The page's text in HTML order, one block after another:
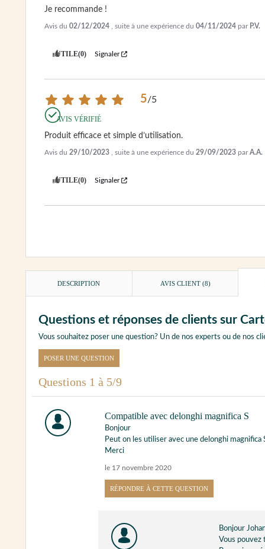
Je recommande !
Avis du 02/12/2024 , suite à une expérience du 04/11/2024 par P.V.
UTILE(0) Signaler
5/5
AVIS VÉRIFIÉ
Produit efficace et simple d’utilisation.
Avis du 29/10/2023 , suite à une expérience du 29/09/2023 parA.A.
UTILE(0) Signaler
DESCRIPTION AVIS CLIENT (8)
Questions et réponses de clients sur
Vous souhaitez poser une question? Un de nos experts ou de nos
POSER UNE QUESTION
Questions 1 à 5/9
Compatible avec delonghi magnifica S
Bonjour
Peut on les utiliser avec une delonghi
Merci
le 17 novembre 2020
RÉPONDRE À CETTE QUESTION
Bonjour
Vous